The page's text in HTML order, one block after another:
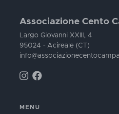
Associazione Cento
Largo Giovanni XXIII, 4
95024 - Acireale (CT)
MENU